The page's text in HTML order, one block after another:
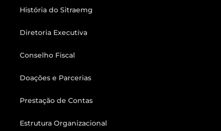
História do Sitraemg
Diretoria Executiva
Conselho Fiscal
Doações e Parcerias
Prestação de Contas
Estrutura Organizacional